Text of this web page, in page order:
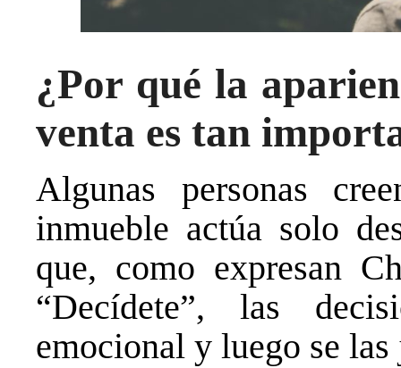
¿Por qué la
venta es tan
Algunas personas
inmueble actúa solo
que, como expresan
“Decídete”, las
emocional y luego se